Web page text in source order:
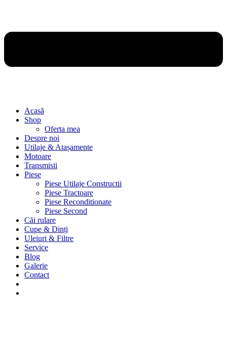
Acasă
Shop
Oferta mea
Despre noi
Utilaje & Atașamente
Motoare
Transmisii
Piese
Piese Utilaje Constructii
Piese Tractoare
Piese Reconditionate
Piese Second
Căi rulare
Cupe & Dinți
Uleiuri & Filtre
Service
Blog
Galerie
Contact